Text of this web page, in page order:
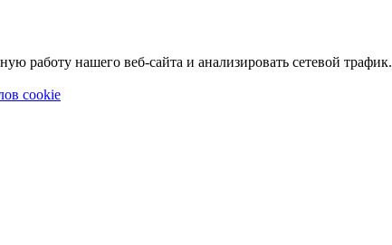
работу нашего веб-сайта и анализировать сетевой трафик.
cookie